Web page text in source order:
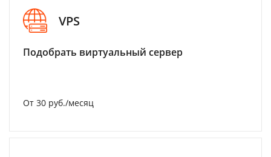
VPS
Подобрать виртуальный сервер
От 30 руб./месяц